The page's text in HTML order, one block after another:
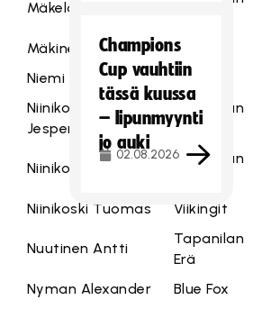
Mäkelä Juho
Mäkinen Aki
Viikingit
Niemi Valtteri
Steelers
Niinikoski Joni-
Jesper
Tapanilan
Erä
Niinikoski Juho
Tapanilan
Niinikoski Tuomas
Viikingit
Nuutinen Antti
Tapanilan
Erä
Nyman Alexander
Blue Fox
Champions
Cup vauhtiin
tässä kuussa
– lipunmyynti
jo auki
02.08.2026